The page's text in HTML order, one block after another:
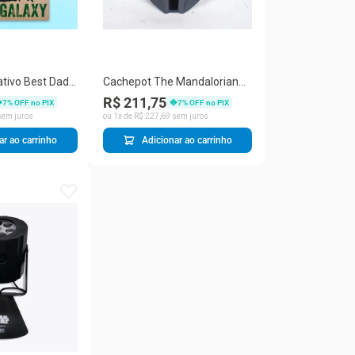
Best Dad
Wars
7% OFF no PIX
juros
ao carrinho
Cachepot The Mandalorian
Star Wars Tpc Orgânico 28 X
30 X 26CM em Polietileno
Decorativo Preto
R$ 211,75 7% OFF no PIX
ou 1 x de R$ 227 69 sem juros
Adicionar ao carrinho